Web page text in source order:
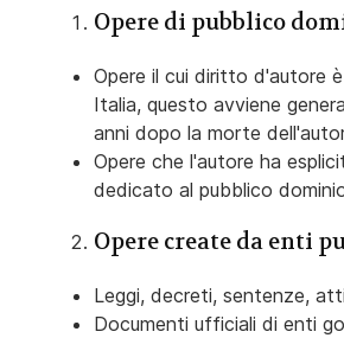
Opere di pubblico
Opere il cui diritto d'autore
Italia, questo avviene
anni dopo la morte
Opere che l'autore ha
dedicato al pubblico
Opere create da enti
Leggi, decreti, sentenze,
Documenti ufficiali di enti